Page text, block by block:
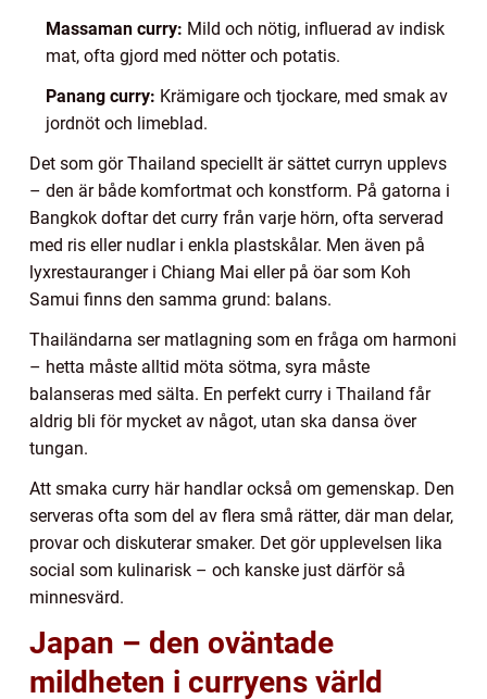
Massaman curry: Mild och nötig, influerad av indisk
mat, ofta gjord med nötter och potatis.
Panang curry: Krämigare och tjockare, med smak av
jordnöt och limeblad.
Det som gör Thailand speciellt är sättet curryn upplevs
– den är både komfortmat och konstform. På gatorna i
Bangkok doftar det curry från varje hörn, ofta serverad
med ris eller nudlar i enkla plastskålar. Men även på
lyxrestauranger i Chiang Mai eller på öar som Koh
Samui finns den samma grund: balans.
Thailändarna ser matlagning som en fråga om harmoni
– hetta måste alltid möta sötma, syra måste
balanseras med sälta. En perfekt curry i Thailand får
aldrig bli för mycket av något, utan ska dansa över
tungan.
Att smaka curry här handlar också om gemenskap. Den
serveras ofta som del av flera små rätter, där man delar,
provar och diskuterar smaker. Det gör upplevelsen lika
social som kulinarisk – och kanske just därför så
minnesvärd.
Japan – den oväntade
mildheten i curryens värld